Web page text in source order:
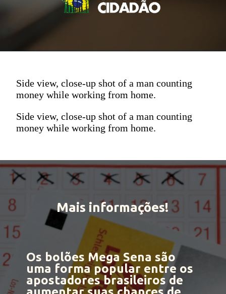
Side view, close-up shot of a man counting
money while working from home.
Side view, close-up shot of a man counting
money while working from home.
Mais informações!
Os bolões Mega Senasão
uma forma popular entre os
apostadores brasileiros de